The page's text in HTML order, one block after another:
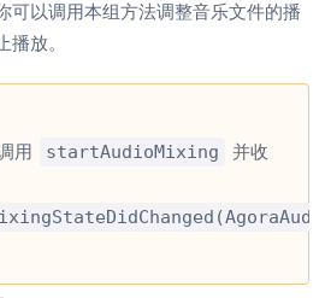
可以调用本组方法调整音乐文件的播
播放。
用 startAudioMixing
并收